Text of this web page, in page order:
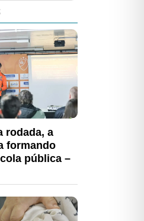
rodada, a
formando
pública –